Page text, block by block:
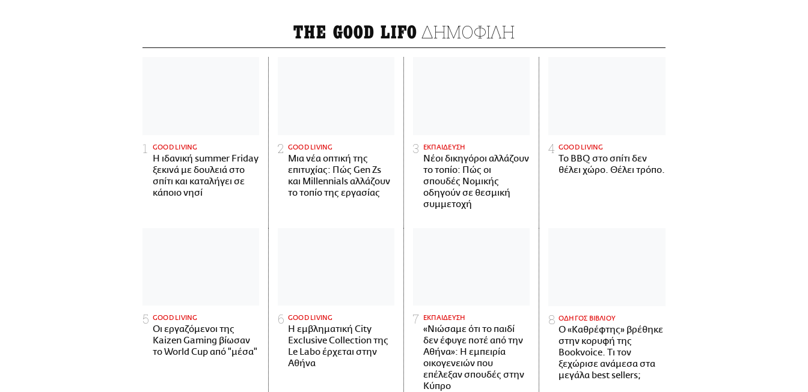
THE GOOD LIFO ΔΗΜΟΦΙΛΗ
GOOD LIVING
Η ιδανική summer Friday
ξεκινά με δουλειά στο
σπίτι και καταλήγει σε
κάποιο νησί
GOOD LIVING
Μια νέα οπτική της
επιτυχίας: Πώς Gen Zs
και Millennials αλλάζουν
το τοπίο της εργασίας
ΕΚΠΑΙΔΕΥΣΗ
Νέοι δικηγόροι αλλάζουν
το τοπίο: Πώς οι
σπουδές Νομικής
οδηγούν σε θεσμική
συμμετοχή
GOOD LIVING
Το BBQ στο σπίτι δεν
θέλει χώρο. Θέλει τρόπο.
GOOD LIVING
Οι εργαζόμενοι της
Kaizen Gaming βίωσαν
το World Cup από "μέσα"
GOOD LIVING
Η εμβληματική City
Exclusive Collection της
Le Labo έρχεται στην
Αθήνα
ΕΚΠΑΙΔΕΥΣΗ
«Νιώσαμε ότι το παιδί
δεν έφυγε ποτέ από την
Αθήνα»: Η εμπειρία
οικογενειών που
επέλεξαν σπουδές στην
Κύπρο
ΟΔΗΓΟΣ ΒΙΒΛΙΟΥ
Ο «Καθρέφτης» βρέθηκε
στην κορυφή της
Bookvoice. Τι τον
ξεχώρισε ανάμεσα στα
μεγάλα best sellers;